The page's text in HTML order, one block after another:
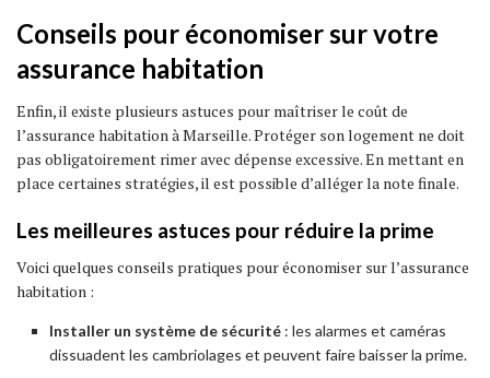
Conseils pour économiser sur votre
assurance habitation
Enfin, il existe plusieurs astuces pour maîtriser le coût de
l’assurance habitation à Marseille. Protéger son logement ne doit
pas obligatoirement rimer avec dépense excessive. En mettant en
place certaines stratégies, il est possible d’alléger la note finale.
Les meilleures astuces pour réduire la prime
Voici quelques conseils pratiques pour économiser sur l’assurance
habitation :
Installer un système de sécurité : les alarmes et caméras
dissuadent les cambriolages et peuvent faire baisser la prime.